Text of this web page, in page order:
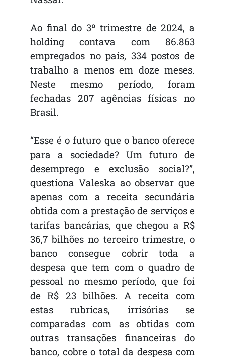
Ao final do 3º trimestre de 2024, a
holding contava com 86.863
empregados no país, 334 postos de
trabalho a menos em doze meses.
Neste mesmo período, foram
fechadas 207 agências físicas no
Brasil.
“Esse é o futuro que o banco oferece
para a sociedade? Um futuro de
desemprego e exclusão social?”,
questiona Valeska ao observar que
apenas com a receita secundária
obtida com a prestação de serviços e
tarifas bancárias, que chegou a R$
36,7 bilhões no terceiro trimestre, o
banco consegue cobrir toda a
despesa que tem com o quadro de
pessoal no mesmo período, que foi
de R$ 23 bilhões. A receita com
estas rubricas, irrisórias se
comparadas com as obtidas com
outras transações financeiras do
banco, cobre o total da despesa com